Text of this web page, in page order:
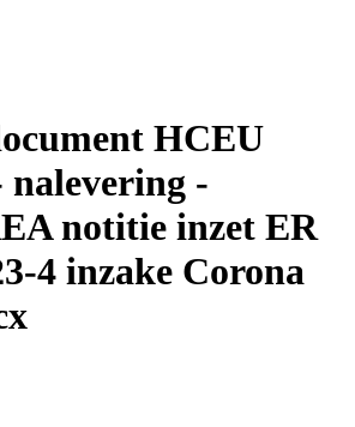
HCEU
nalevering -
notitie inzet ER
4 inzake Corona